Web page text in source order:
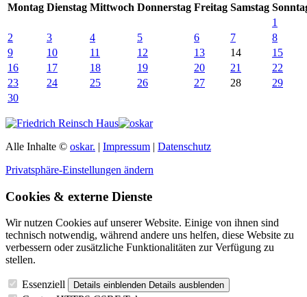
Montag Dienstag Mittwoch Donnerstag Freitag Samstag So
1
2
3 4 5 6 7
8
9
10 11 12 13 14
15
16
17 18 19 20 21
22
23
24 25 26 27 28
29
30
Alle Inhalte © oskar. | Impressum | Datenschutz
Privatsphäre-Einstellungen ändern
Cookies & externe Dienste
Wir nutzen Cookies auf unserer Website. Einige von ihnen sind
technisch notwendig, während andere uns helfen, diese Website zu
verbessern oder zusätzliche Funktionalitäten zur Verfügung zu
stellen.
Essenziell Details einblenden Details ausblenden